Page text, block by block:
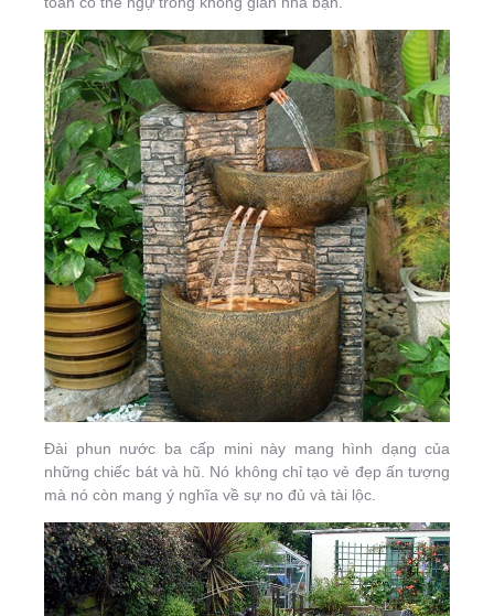
Đài phun nước ba cấp mini này mang hình dạng của
những chiếc bát và hũ. Nó không chỉ tạo vẻ đẹp ấn tượng
mà nó còn mang ý nghĩa về sự no đủ và tài lộc.